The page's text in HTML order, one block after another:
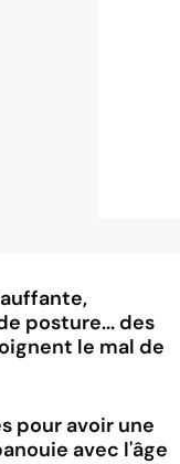
posture... des
le mal de
pour avoir une
avec l'âge